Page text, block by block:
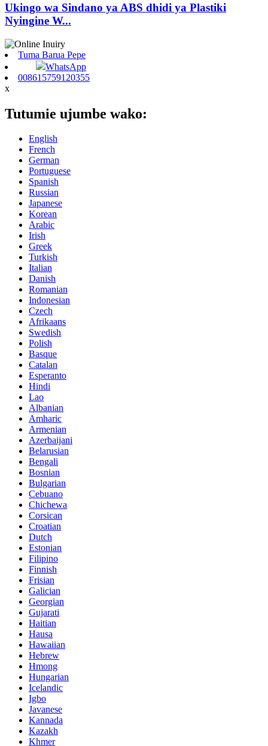
Ukingo wa Sindano ya ABS dhidi ya Plastiki
Nyingine W...
Tuma Barua Pepe
WhatsApp
008615759120355
x
Tutumie ujumbe wako:
English
French
German
Portuguese
Spanish
Russian
Japanese
Korean
Arabic
Irish
Greek
Turkish
Italian
Danish
Romanian
Indonesian
Czech
Afrikaans
Swedish
Polish
Basque
Catalan
Esperanto
Hindi
Lao
Albanian
Amharic
Armenian
Azerbaijani
Belarusian
Bengali
Bosnian
Bulgarian
Cebuano
Chichewa
Corsican
Croatian
Dutch
Estonian
Filipino
Finnish
Frisian
Galician
Georgian
Gujarati
Haitian
Hausa
Hawaiian
Hebrew
Hmong
Hungarian
Icelandic
Igbo
Javanese
Kannada
Kazakh
Khmer